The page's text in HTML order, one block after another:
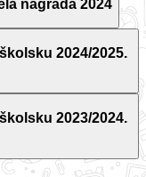
nagrada 2024
2024/2025.
2023/2024.